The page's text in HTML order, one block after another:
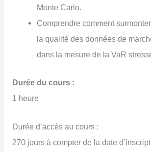
Monte Carlo.
Comprendre comment
la qualité des données de
dans la mesure de la VaR
Durée du cours :
1 heure
Durée d’accès au cours :
270 jours à compter de la date